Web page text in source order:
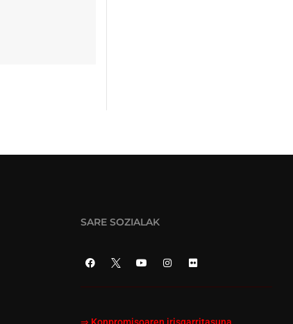
SARE SOZIALAK